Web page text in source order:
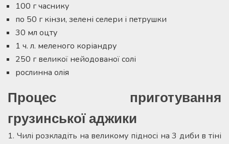
100 г часнику
по 50 г кінзи, зелені селери і петрушки
30 мл оцту
1 ч. л. меленого коріандру
250 г великої нейодованої солі
рослинна олія
Процес приготування
грузинської аджики
1. Чилі розкладіть на великому підносі на 3 диби в тіні